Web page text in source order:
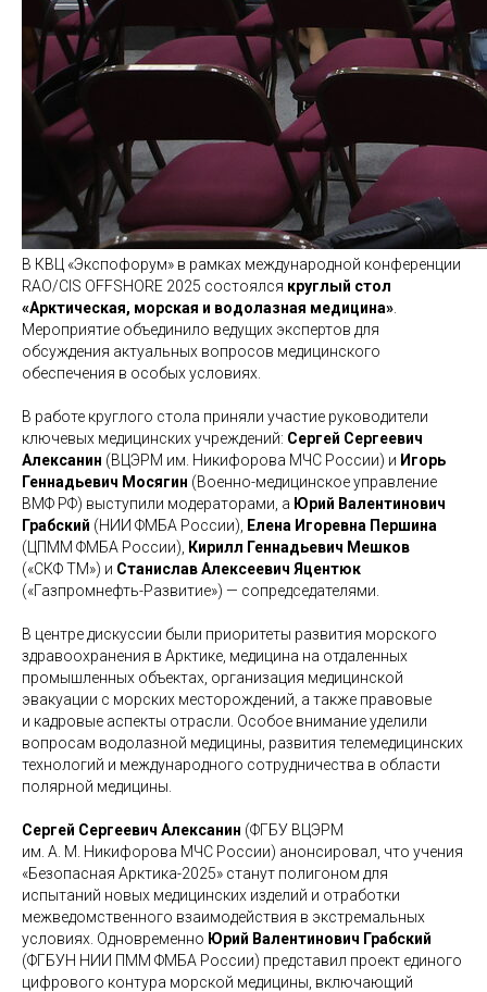
В КВЦ «Экспофорум» в рамках международной конференции
RAO/CIS OFFSHORE 2025 состоялся круглый стол
«Арктическая, морская и водолазная медицина»
Мероприятие объединило ведущих экспертов для
обсуждения актуальных вопросов медицинского
обеспечения в особых условиях.
В работе круглого стола приняли участие руководители
ключевых медицинских учреждений: Сергей Сергеевич
Алексанин (ВЦЭРМ им. Никифорова МЧС России) и Игорь
Геннадьевич Мосягин (Военно-медицинское управление
ВМФ РФ) выступили модераторами, а Юрий Валентинович
Грабский (НИИ ФМБА России),
Елена Игоревна Першина
(ЦПММ ФМБА России),
Кирилл Геннадьевич Мешков
(«СКФ ТМ») и Станислав Алексеевич Яцентюк
(«Газпромнефть-Развитие») — сопредседателями.
В центре дискуссии были приоритеты развития морского
здравоохранения в Арктике, медицина на отдаленных
промышленных объектах, организация медицинской
эвакуации с морских месторождений, а также правовые
и кадровые аспекты отрасли. Особое внимание уделили
вопросам водолазной медицины, развития телемедицинских
технологий и международного сотрудничества в области
полярной медицины.
Сергей Сергеевич Алексанин (ФГБУ ВЦЭРМ
им. А. М. Никифорова МЧС России) анонсировал, что учения
«Безопасная Арктика-2025» станут полигоном для
испытаний новых медицинских изделий и отработки
межведомственного взаимодействия в экстремальных
условиях. Одновременно Юрий Валентинович Грабский
(ФГБУН НИИ ПММ ФМБА России) представил проект единого
цифрового контура морской медицины, включающий